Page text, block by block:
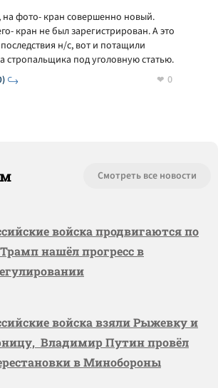
на фото- кран совершенно новый.
кран не был зарегистрирован. А это
н/с, вот и потащили
стропальщика под уголовную статью.
0
Смотреть все новости
войска продвигаются по
нашёл прогресс в
войска взяли Рыжевку и
Владимир Путин провёл
в Минобороны